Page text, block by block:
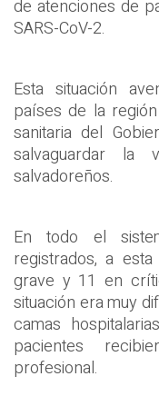
de atenciones de
SARS-CoV-2.
Esta situación
países de la
sanitaria del
salvaguardar
salvadoreños.
En todo el
registrados, a
grave y 11 en
situación era muy
camas
pacientes
profesional.